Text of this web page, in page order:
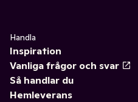
Handla
Inspiration
Vanliga frågor och svar
Så handlar du
Hemleverans